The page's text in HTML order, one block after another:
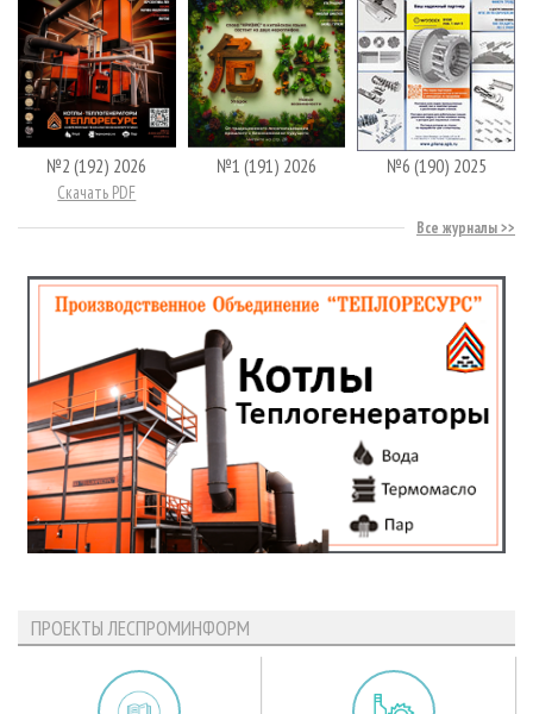
№2 (192) 2026
Скачать PDF
№1 (191) 2026 №6 (190) 2025
Все журналы
ПРОЕКТЫ ЛЕСПРОМИНФОРМ